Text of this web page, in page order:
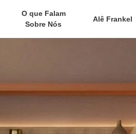
O que Falam
Sobre Nós
Alê Frankel